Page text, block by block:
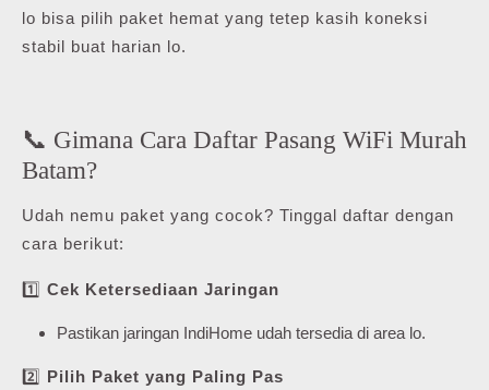
lo bisa pilih paket hemat yang tetep kasih koneksi
stabil buat harian lo.
📞 Gimana Cara Daftar Pasang WiFi Murah
Batam?
Udah nemu paket yang cocok? Tinggal daftar dengan
cara berikut:
1️⃣ Cek Ketersediaan Jaringan
Pastikan jaringan IndiHome udah tersedia di area lo.
2️⃣ Pilih Paket yang Paling Pas